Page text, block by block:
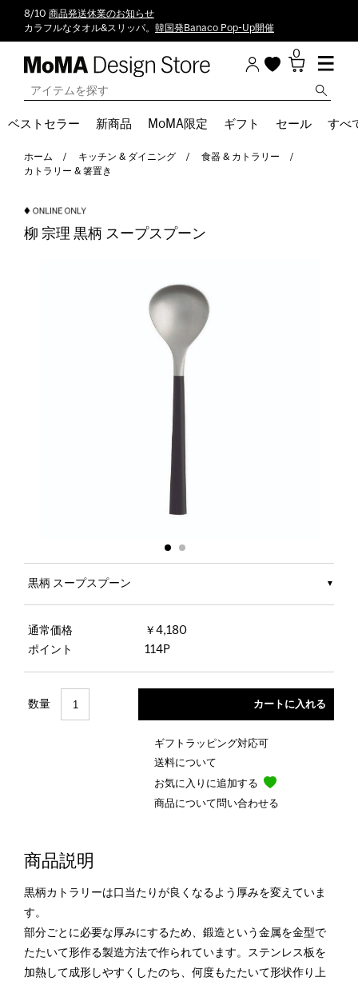
8/10 商品発送休業のお知らせ
カラフルなタオル&スリッパ。 韓国発Banaco Pop-Up開催
0
ベストセラー 新商品 MoMA限定 ギフト セール すべ
ホーム キッチン & ダイニング
食器 & カトラリー
カトラリー & 箸置き
柳 宗理 黒柄 スープスプーン
黒柄 スープスプーン
通常価格
￥4,180
ポイント
114P
数量
ギフトラッピング対応可
送料について
お気に入りに追加する
商品について問い合わせる
商品説明
黒柄カトラリーは口当たりが良くなるよう厚みを変えていま
す。
部分ごとに必要な厚みにするため、鍛造という金属を金型で
たたいて形作る製造方法で作られています。ステンレス板を
加熱して成形しやすくしたのち、何度もたたいて形状作り上